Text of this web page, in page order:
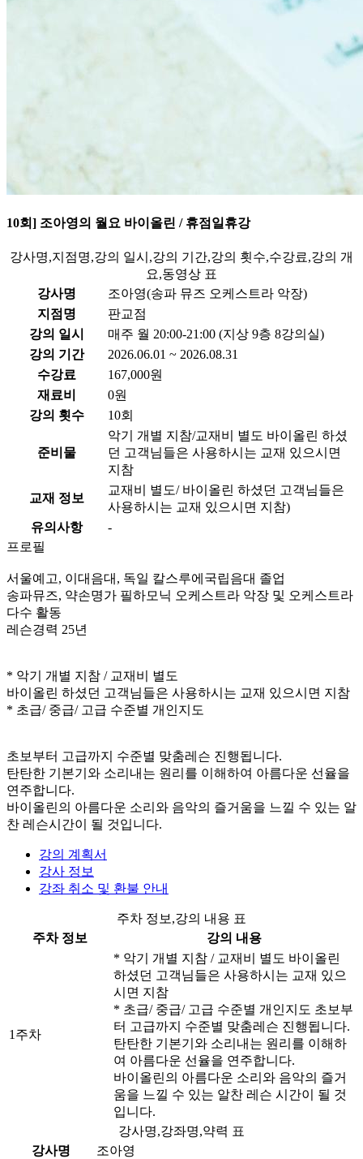
10회] 조아영의 월요 바이올린 / 휴점일휴강
강사명,지점명,강의 일시,강의 기간,강의 횟수,수강료,강의 개
요,동영상 표
강사명
조아영(송파 뮤즈 오케스트라 악장)
지점명
판교점
강의 일시
매주 월 20:00-21:00 (지상 9층 8강의실)
강의 기간
2026.06.01 ~ 2026.08.31
수강료
167,000원
재료비
0원
강의 횟수
10회
준비물
악기 개별 지참/교재비 별도 바이올린 하셨
던 고객님들은 사용하시는 교재 있으시면
지참
교재 정보
교재비 별도/ 바이올린 하셨던 고객님들은
사용하시는 교재 있으시면 지참)
유의사항
-
프로필
서울예고, 이대음대, 독일 칼스루에국립음대 졸업
송파뮤즈, 약손명가 필하모닉 오케스트라 악장 및 오케스트라
다수 활동
레슨경력 25년
* 악기 개별 지참 / 교재비 별도
바이올린 하셨던 고객님들은 사용하시는 교재 있으시면 지참
* 초급/ 중급/ 고급 수준별 개인지도
초보부터 고급까지 수준별 맞춤레슨 진행됩니다.
탄탄한 기본기와 소리내는 원리를 이해하여 아름다운 선율을
연주합니다.
바이올린의 아름다운 소리와 음악의 즐거움을 느낄 수 있는 알
찬 레슨시간이 될 것입니다.
강의 계획서
강사 정보
강좌 취소 및 환불 안내
주차 정보,강의 내용 표
주차 정보
강의 내용
1주차
* 악기 개별 지참 / 교재비 별도 바이올린
하셨던 고객님들은 사용하시는 교재 있으
시면 지참
* 초급/ 중급/ 고급 수준별 개인지도 초보부
터 고급까지 수준별 맞춤레슨 진행됩니다.
탄탄한 기본기와 소리내는 원리를 이해하
여 아름다운 선율을 연주합니다.
바이올린의 아름다운 소리와 음악의 즐거
움을 느낄 수 있는 알찬 레슨 시간이 될 것
입니다.
강사명,강좌명,약력 표
강사명
조아영